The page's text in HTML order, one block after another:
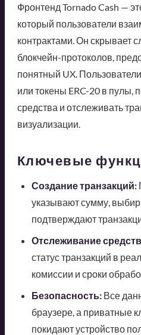
Фронтенд Tornado Cash —
который пользователи
контрактами. Он скрывает
блокчейн-протоколов,
понятный UX.
или токены ERC-20 в пулы,
средства и отслеживать
визуализации.
Ключевые
Создание транзакций:
указывают сумму,
подтверждают
Отслеживание
статус транзакций в
комиссии и сроки
Безопасность:Все
браузере, а приватные
покидают устройство